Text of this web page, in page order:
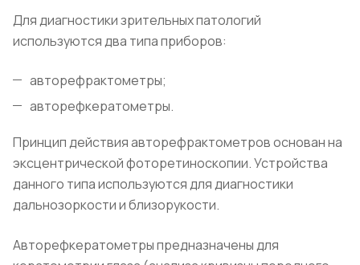
Для диагностики зрительных патологий
используются два типа приборов:
авторефрактометры;
авторефкератометры.
Принцип действия авторефрактометров основан на
эксцентрической фоторетиноскопии. Устройства
данного типа используются для диагностики
дальнозоркости и близорукости.
Авторефкератометры предназначены для